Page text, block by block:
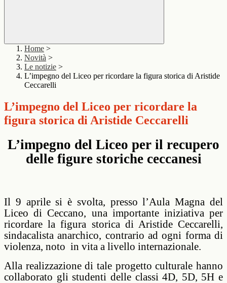
Home >
Novità >
Le notizie >
L’impegno del Liceo per ricordare la figura storica di Aristide
Ceccarelli
L’impegno del Liceo per ricordare la
figura storica di Aristide Ceccarelli
L’impegno del Liceo per il recupero
delle figure storiche ceccanesi
Il 9 aprile si è svolta, presso l’Aula Magna del
Liceo di Ceccano, una importante iniziativa per
ricordare la figura storica di Aristide Ceccarelli,
sindacalista anarchico, contrario ad ogni forma di
violenza, noto in vita a livello internazionale.
Alla realizzazione di tale progetto culturale hanno
collaborato gli studenti delle classi 4D, 5D, 5H e